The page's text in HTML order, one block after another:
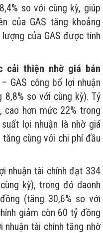
so với cùng kỳ, giúp
của GAS tăng khoảng
của GAS được tính
cải thiện nhờ giá bán
– GAS công bố lợi nhuận
so với cùng kỳ). Tỷ
cao hơn mức 22% trong
lợi nhuận là nhờ giá
cùng với chi phí đầu
nhuận tài chính đạt 334
kỳ), trong đó daonh
(tăng 30,6% so với
giảm còn 60 tỷ đồng
nhuận tài chính tăng nhờ